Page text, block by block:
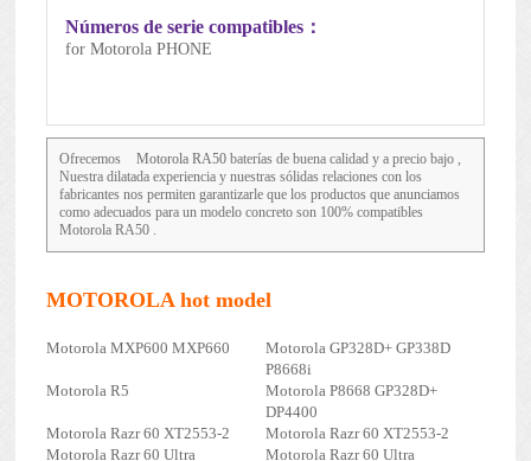
Números de serie compatibles：
for Motorola PHONE
Ofrecemos Motorola RA50baterías de buena calidad y a precio bajo ,
Nuestra dilatada experiencia y nuestras sólidas relaciones con los
fabricantes nos permiten garantizarle que los productos que anunciamos
como adecuados para un modelo concreto son 100% compatibles
Motorola RA50 .
MOTOROLA hot model
Motorola MXP600 MXP660
Motorola GP328D+ GP338D
P8668i
Motorola R5
Motorola P8668 GP328D+
DP4400
Motorola Razr 60 XT2553-2
Motorola Razr 60 XT2553-2
Motorola Razr 60 Ultra
Motorola Razr 60 Ultra